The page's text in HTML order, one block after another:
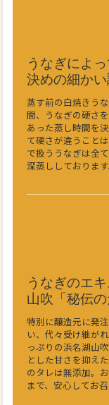
うなぎによ
決めの細かい
蒸す前の白焼きう
間、うなぎの硬さ
あった蒸し時間を
て硬さが違うこと
で扱ううなぎは全
深蒸ししております
うなぎのエ
山吹「秘伝の
特別に醸造元に発
い、代々受け継が
っぷりの浜名湖山
とした甘さを抑え
のタレは無添加。
まで、安心してお